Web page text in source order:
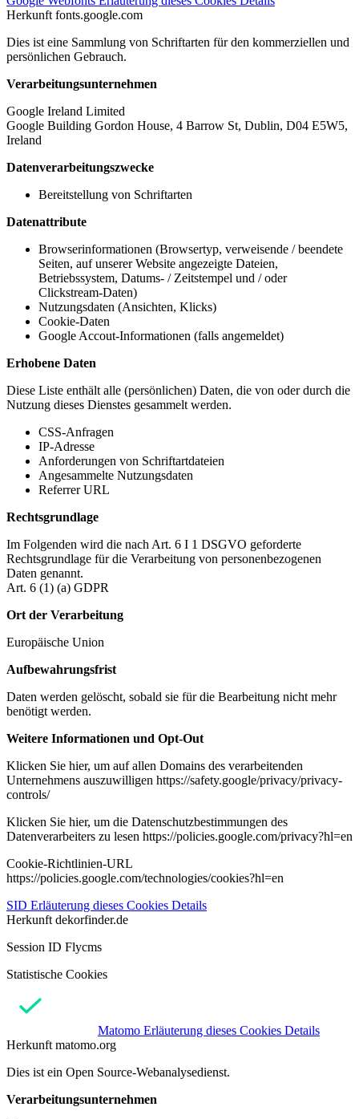
Herkunft fonts.google.com
Dies ist eine Sammlung von Schriftarten für den kommerziellen und
persönlichen Gebrauch.
Verarbeitungsunternehmen
Google Ireland Limited
Google Building Gordon House, 4 Barrow St, Dublin, D04 E5W5,
Ireland
Datenverarbeitungszwecke
Bereitstellung von Schriftarten
Datenattribute
Browserinformationen (Browsertyp, verweisende / beendete
Seiten, auf unserer Website angezeigte Dateien,
Betriebssystem, Datums- / Zeitstempel und / oder
Clickstream-Daten)
Nutzungsdaten (Ansichten, Klicks)
Cookie-Daten
Google Accout-Informationen (falls angemeldet)
Erhobene Daten
Diese Liste enthält alle (persönlichen) Daten, die von oder durch die
Nutzung dieses Dienstes gesammelt werden.
CSS-Anfragen
IP-Adresse
Anforderungen von Schriftartdateien
Angesammelte Nutzungsdaten
Referrer URL
Rechtsgrundlage
Im Folgenden wird die nach Art. 6 I 1 DSGVO geforderte
Rechtsgrundlage für die Verarbeitung von personenbezogenen
Daten genannt.
Art. 6 (1) (a) GDPR
Ort der Verarbeitung
Europäische Union
Aufbewahrungsfrist
Daten werden gelöscht, sobald sie für die Bearbeitung nicht mehr
benötigt werden.
Weitere Informationen und Opt-Out
Klicken Sie hier, um auf allen Domains des verarbeitenden
Unternehmens auszuwilligen https://safety.google/privacy/privacy-
controls/
Klicken Sie hier, um die Datenschutzbestimmungen des
Datenverarbeiters zu lesen https://policies.google.com/privacy?hl=en
Cookie-Richtlinien-URL
https://policies.google.com/technologies/cookies?hl=en
SID Erläuterung dieses Cookies Details
Herkunft dekorfinder.de
Session ID Flycms
Statistische Cookies
Matomo Erläuterung dieses Cookies Details
Herkunft matomo.org
Dies ist ein Open Source-Webanalysedienst.
Verarbeitungsunternehmen